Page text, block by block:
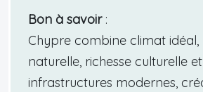
Bon à savoir:
Chypre combine climat
naturelle, richesse culturelle et
infrastructures modernes,